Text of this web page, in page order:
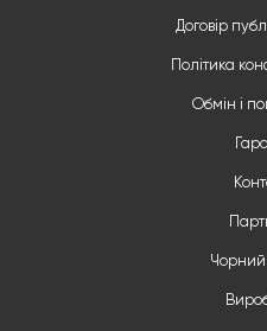
Договір
Політика
Обмін і
Чорний